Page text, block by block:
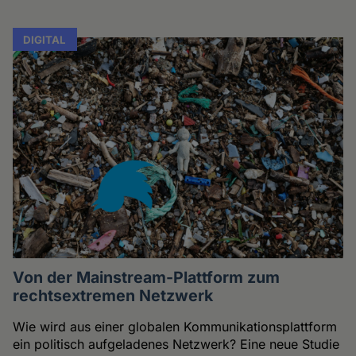
DIGITAL
Von der Mainstream-Plattform zum
rechtsextremen Netzwerk
Wie wird aus einer globalen Kommunikationsplattform
ein politisch aufgeladenes Netzwerk? Eine neue Studie